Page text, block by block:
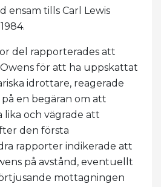
ensam tills Carl Lewis
del rapporterades att
för att ha uppskattat
idrottare, reagerade
en begäran om att
lika och vägrade att
den första
rapporter indikerade att
på avstånd, eventuellt
mottagningen